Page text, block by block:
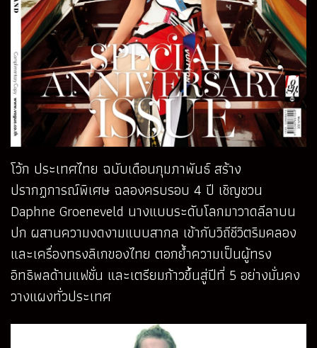
โว้ก ประเทศไทย ฉบับเดือนกุมภาพันธ์ สร้าง
ปรากฏการณ์พิเศษ ฉลองครบรอบ 4 ปี เชิญชวน
Daphne Groeneveld นางแบบระดับโลกมาวาดลีลาบน
ปก ผสานความงดงามแบบสากล เข้ากับวิถีชีวิตริมคลอง
และเครื่องทรงลิเกของไทย ตอกย้ำความเป็นผู้ทรง
อิทธิพลด้านแฟชั่น และเตรียมก้าวขึ้นสู่ปีที่ 5 อย่างมั่นคง
วางแผงทั่วประเทศ